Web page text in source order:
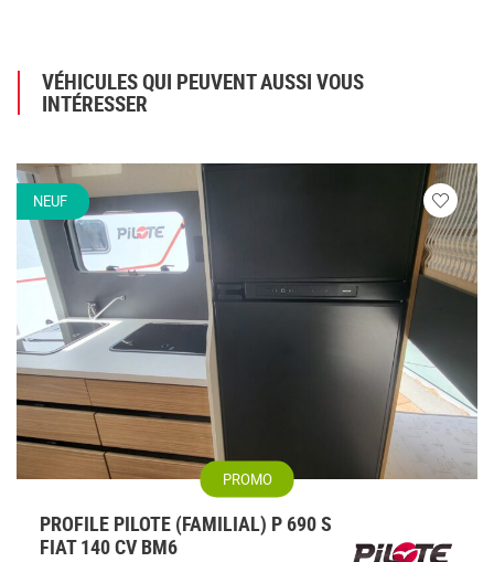
VÉHICULES QUI PEUVENT AUSSI VOUS
INTÉRESSER
NEUF
Veuillez
vous
PROMO
PROFILE PILOTE (FAMILIAL) P 690 S
FIAT 140 CV BM6